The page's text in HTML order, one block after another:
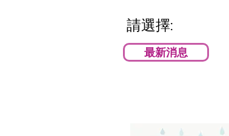
請選擇:
最新消息